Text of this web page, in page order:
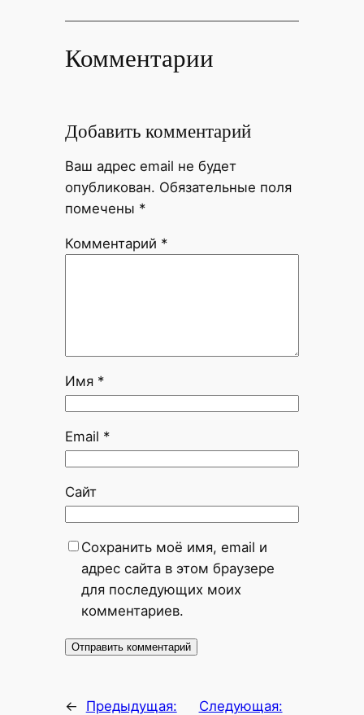
Комментарии
Добавить комментарий
Ваш адрес email не будет
опубликован. Обязательные поля
помечены *
Комментарий *
Имя *
Email *
Сайт
Сохранить моё имя, email и
адрес сайта в этом браузере
для последующих моих
комментариев.
←
Предыдущая:
Следующая: